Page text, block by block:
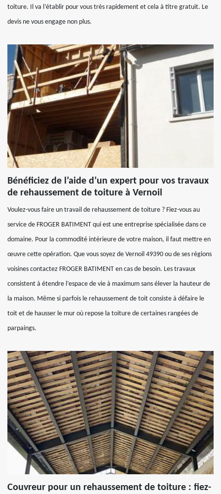
toiture. Il va l’établir pour vous très rapidement et cela à titre gratuit. Le
devis ne vous engage non plus.
Bénéficiez de l’aide d’un expert pour vos travaux
de rehaussement de toiture à Vernoil
Voulez-vous faire un travail de rehaussement de toiture ? Fiez-vous au
service de FROGER BATIMENT qui est une entreprise spécialisée dans ce
domaine. Pour la commodité intérieure de votre maison, il faut mettre en
œuvre cette opération. Que vous soyez de Vernoil 49390 ou de ses régions
voisines contactez FROGER BATIMENT en cas de besoin. Les travaux
consistent à étendre l’espace de vie à maximum sans élever la hauteur de
la maison. Même si parfois le rehaussement de toit consiste à défaire le
toit et de hausser le mur où repose la toiture de certaines rangées de
parpaings.
Couvreur pour un rehaussement de toiture : fiez-